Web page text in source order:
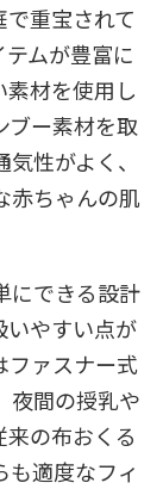
重宝されて
ムが豊富に
材を使用し
ブー素材を取
性がよく、
赤ちゃんの肌
にできる設計
いやすい点が
ファスナー式
夜間の授乳や
の布おくる
適度なフィ